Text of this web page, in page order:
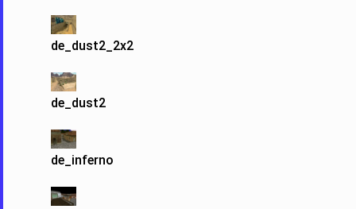
de_dust2_2x2
de_dust2
de_inferno